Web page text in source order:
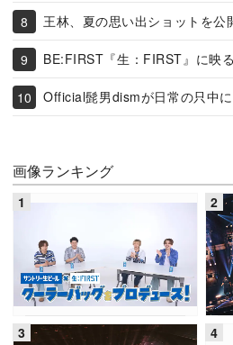
王林、夏の思い出ショットを公
BE:FIRST『生：FIRST』に映
Official髭男dismが日常の只中
画像ランキング